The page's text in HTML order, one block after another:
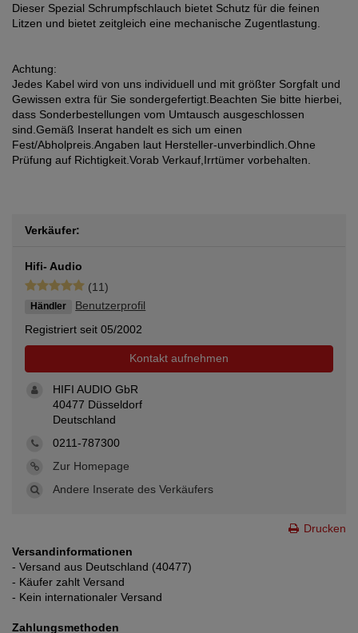
Dieser Spezial Schrumpfschlauch bietet Schutz für die feinen
Litzen und bietet zeitgleich eine mechanische Zugentlastung.
Achtung:
Jedes Kabel wird von uns individuell und mit größter Sorgfalt und
Gewissen extra für Sie sondergefertigt.Beachten Sie bitte hierbei,
dass Sonderbestellungen vom Umtausch ausgeschlossen
sind.Gemäß Inserat handelt es sich um einen
Fest/Abholpreis.Angaben laut Hersteller-unverbindlich.Ohne
Prüfung auf Richtigkeit.Vorab Verkauf,Irrtümer vorbehalten.
Verkäufer:
Hifi- Audio
(11)
Händler
Benutzerprofil
Registriert seit 05/2002
Kontakt aufnehmen
HIFI AUDIO GbR
40477 Düsseldorf
Deutschland
0211-787300
Zur Homepage
Andere Inserate des Verkäufers
Drucken
Versandinformationen
- Versand aus Deutschland (40477)
- Käufer zahlt Versand
- Kein internationaler Versand
Zahlungsmethoden